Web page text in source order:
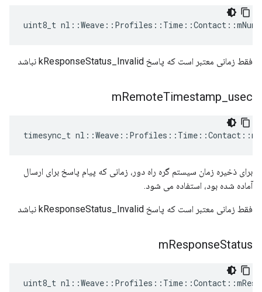
uint8_t
فقط زمانی معتبر است که پاسخ kResponseStatus_Invalid نباشد
mRemoteTimestamp usec
timesync_t
برای ذخیره زمان سیستم گره راه دور، زمانی که پیام پاسخ برای ارسال
آماده شده بود، استفاده می شود.
فقط زمانی معتبر است که پاسخ kResponseStatus_Invalid نباشد
mResponseStatus
uint8_t